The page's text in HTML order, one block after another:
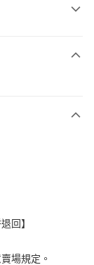
行
業銀行
回】
場規定。